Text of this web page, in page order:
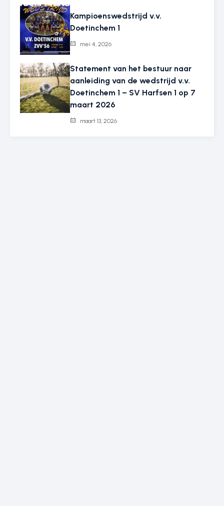
Kampioenswedstrijd v.v.
Doetinchem 1
mei 4, 2026
Statement van het bestuur naar
aanleiding van de wedstrijd v.v.
Doetinchem 1 – SV Harfsen 1 op 7
maart 2026
maart 13, 2026